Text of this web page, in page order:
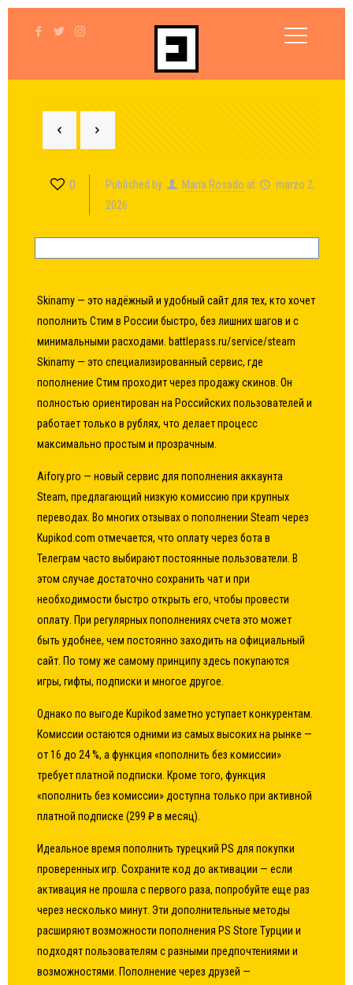
0 Published by María Rosado at
marzo 2,
2026
Skinamy — это надёжный и удобный сайт для тех, кто хочет
пополнить Стим в России быстро, без лишних шагов и с
минимальными расходами. battlepass.ru/service/steam
Skinamy — это специализированный сервис, где
пополнение Стим проходит через продажу скинов. Он
полностью ориентирован на Российских пользователей и
работает только в рублях, что делает процесс
максимально простым и прозрачным.
Aifory.pro — новый сервис для пополнения аккаунта
Steam, предлагающий низкую комиссию при крупных
переводах. Во многих отзывах о пополнении Steam через
Kupikod.com отмечается, что оплату через бота в
Телеграм часто выбирают постоянные пользователи. В
этом случае достаточно сохранить чат и при
необходимости быстро открыть его, чтобы провести
оплату. При регулярных пополнениях счета это может
быть удобнее, чем постоянно заходить на официальный
сайт. По тому же самому принципу здесь покупаются
игры, гифты, подписки и многое другое.
Однако по выгоде Kupikod заметно уступает конкурентам.
Комиссии остаются одними из самых высоких на рынке —
от 16 до 24 %, а функция «пополнить без комиссии»
требует платной подписки. Кроме того, функция
«пополнить без комиссии» доступна только при активной
платной подписке (299 ₽ в месяц).
Идеальное время пополнить турецкий PS для покупки
проверенных игр. Сохраните код до активации — если
активация не прошла с первого раза, попробуйте еще раз
через несколько минут. Эти дополнительные методы
расширяют возможности пополнения PS Store Турции и
подходят пользователям с разными предпочтениями и
возможностями. Пополнение через друзей —